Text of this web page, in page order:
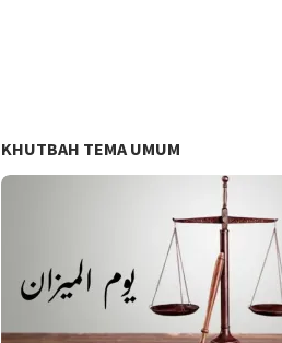
KHUTBAH TEMA UMUM